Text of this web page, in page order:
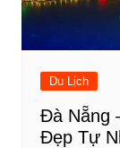
Du Lịch
Đà Nẵng
Đẹp Tự